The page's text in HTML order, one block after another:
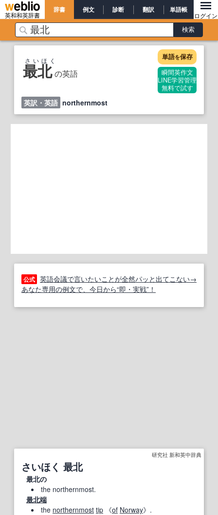
英和和英辞書
辞書 例文 診断 翻訳 単語帳
ログイン
最北 の英語
さいほく 単語を保存
瞬間英作文
LINE学習管理
無料で試す
英訳・英語 northernmost
公式 英語会議で言いたいことが全然パッと出てこない→
あなた専用の例文で、今日から“即・実戦”！
研究社 新和英中辞典
さいほく 最北
最北の
the northernmost.
最北端
the northernmost tip 《of Norway》.